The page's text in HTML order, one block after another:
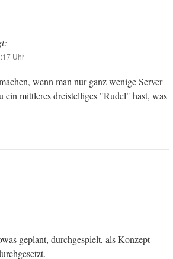
Uhr
wenn man nur ganz wenige Server
ein mittleres dreistelliges "Rudel" hast, was
geplant, durchgespielt, als Konzept